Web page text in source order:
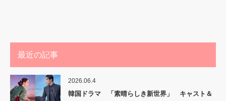
最近の記事
2026.06.4
韓国ドラマ 「素晴らしき新世界」 キャスト＆